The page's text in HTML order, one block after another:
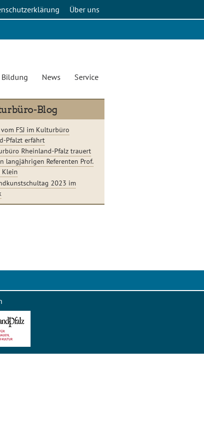
Über uns
News Service
Blog
FSJ im Kulturbüro
Pfalzt erfährt
Rheinland-Pfalz trauert
langjährigen Referenten Prof.
Klein
2023 im